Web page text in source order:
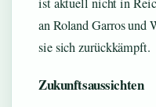
an Roland Garros und
sie sich zurückkämpft.
Zukunftsaussichten